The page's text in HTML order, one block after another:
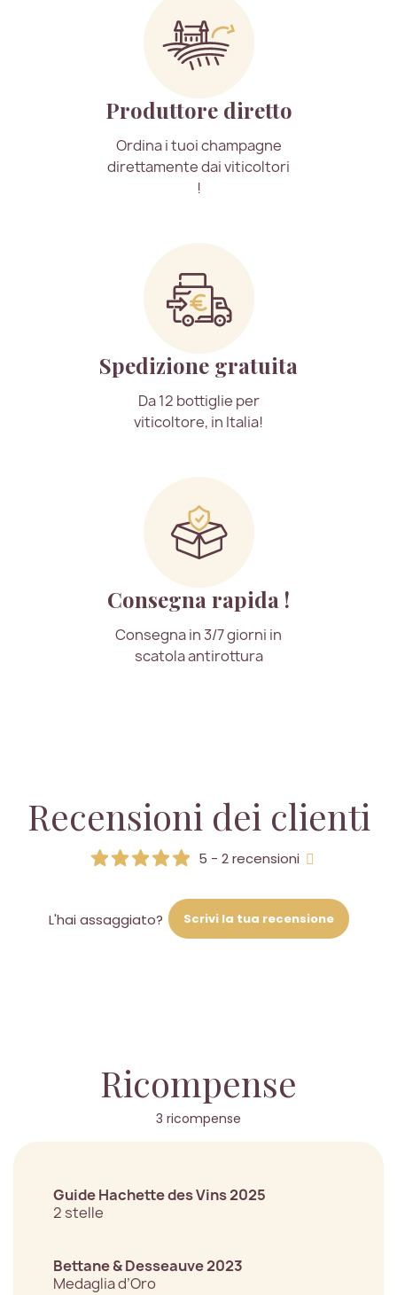
Produttore diretto
Ordina i tuoi champagne
direttamente dai viticoltori
!
Spedizione gratuita
Da 12 bottiglie per
viticoltore, in Italia!
Consegna rapida !
Consegna in 3/7 giorni in
scatola antirottura
Recensioni dei clienti
5 - 2 recensioni
L'hai assaggiato? Scrivi la tua recensione
Ricompense
3 ricompense
Guide Hachette des Vins 2025
2 stelle
Bettane & Desseauve 2023
Medaglia d’Oro